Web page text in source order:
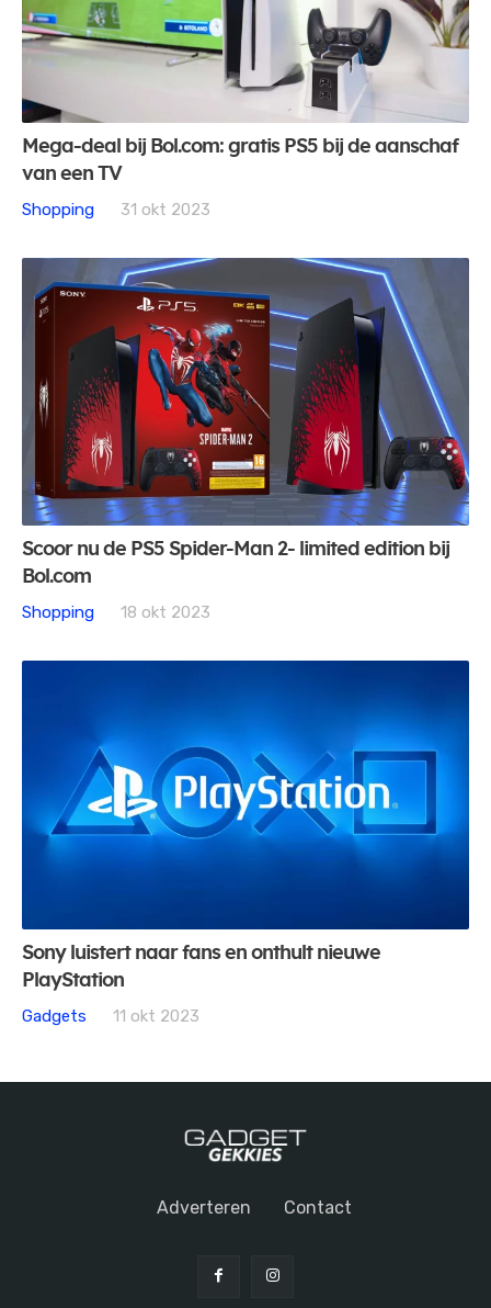
Mega-deal bij Bol.com: gratis PS5 bij de aanschaf
van een TV
Shopping
31 okt 2023
Scoor nu de PS5 Spider-Man 2- limited edition bij
Bol.com
Shopping
18 okt 2023
Sony luistert naar fans en onthult nieuwe
PlayStation
Gadgets
11 okt 2023
Adverteren Contact